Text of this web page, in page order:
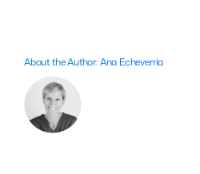
About the Author:Ana Echeverria